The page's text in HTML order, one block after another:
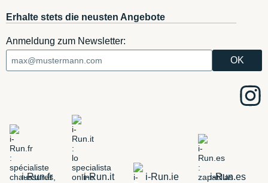
Erhalte stets die neusten Angebote
Anmeldung zum Newsletter:
i-Run.fr i-Run.it i-Run.ie i-Run.es